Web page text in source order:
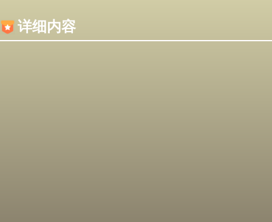
详细内容